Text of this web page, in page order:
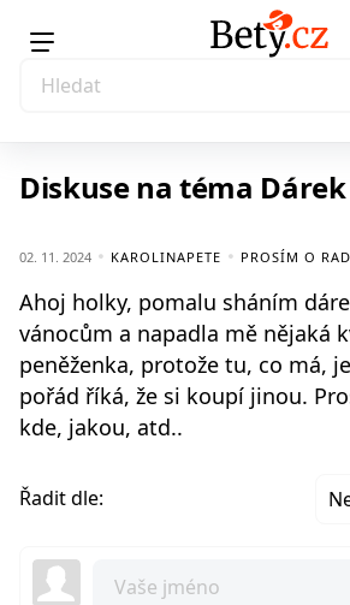
Diskuse na téma
02. 11. 2024 KAROLINAPETE PROSÍM O
Ahoj holky, pomalu sháním
vánocům a napadla mě nějaká
peněženka, protože tu, co má,
pořád říká, že si koupí jinou.
kde, jakou, atd..
Řadit dle: